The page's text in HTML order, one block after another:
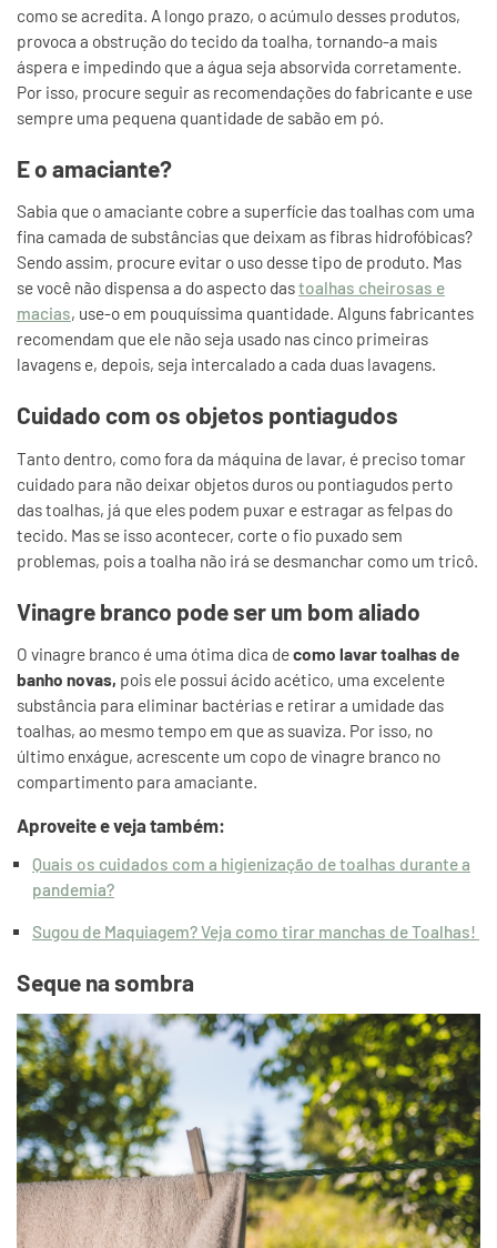
como se acredita. A longo prazo, o acúmulo desses produtos,
provoca a obstrução do tecido da toalha, tornando-a mais
áspera e impedindo que a água seja absorvida corretamente.
Por isso, procure seguir as recomendações do fabricante e use
sempre uma pequena quantidade de sabão em pó.
E o amaciante?
Sabia que o amaciante cobre a superfície das toalhas com uma
fina camada de substâncias que deixam as fibras hidrofóbicas?
Sendo assim, procure evitar o uso desse tipo de produto. Mas
se você não dispensa a do aspecto dastoalhas cheirosas e
macias, use-o em pouquíssima quantidade. Alguns fabricantes
recomendam que ele não seja usado nas cinco primeiras
lavagens e, depois, seja intercalado a cada duas lavagens.
Cuidado com os objetos pontiagudos
Tanto dentro, como fora da máquina de lavar, é preciso tomar
cuidado para não deixar objetos duros ou pontiagudos perto
das toalhas, já que eles podem puxar e estragar as felpas do
tecido. Mas se isso acontecer, corte o fio puxado sem
problemas, pois a toalha não irá se desmanchar como um tricô.
Vinagre branco pode ser um bom aliado
O vinagre branco é uma ótima dica decomo lavar toalhas de
banho novas, pois ele possui ácido acético, uma excelente
substância para eliminar bactérias e retirar a umidade das
toalhas, ao mesmo tempo em que as suaviza. Por isso, no
último enxágue, acrescente um copo de vinagre branco no
compartimento para amaciante.
Aproveite e veja também:
Quais os cuidados com a higienização de toalhas durante a
pandemia?
Sugou de Maquiagem? Veja como tirar manchas de Toalhas!
Seque na sombra